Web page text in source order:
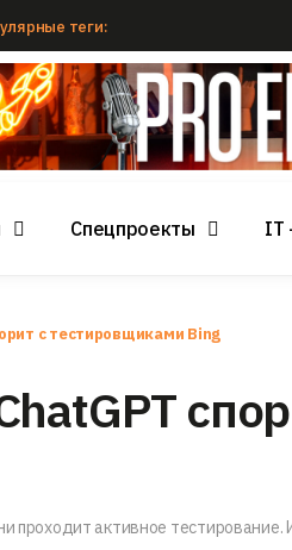
теги:
Спецпроекты IT
с тестировщиками Bing
проходит активное тестирование.